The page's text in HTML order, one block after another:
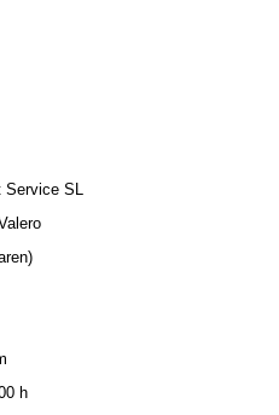
Service SL
h